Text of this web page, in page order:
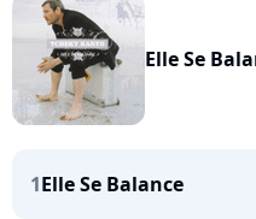
Elle Se
1Elle Se Balance